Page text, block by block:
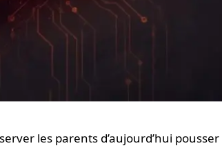
les parents d’aujourd’hui